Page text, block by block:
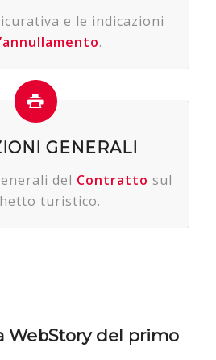
e le indicazioni
.
GENERALI
del Contratto sul
turistico.
WebStory del primo